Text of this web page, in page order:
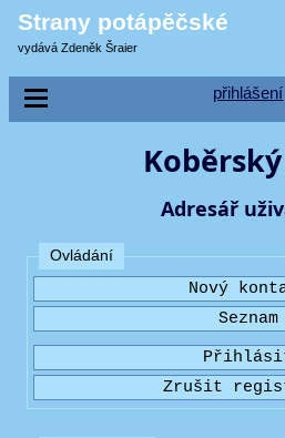
Strany potápěčské
vydává Zdeněk Šraier
přihlášení
Adresář
Ovládání